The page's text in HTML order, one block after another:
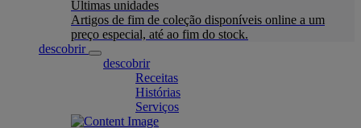
Ultimas unidades
Artigos de fim de coleção disponíveis online a um
preço especial, até ao fim do stock.
descobrir
descobrir
Receitas
Histórias
Serviços